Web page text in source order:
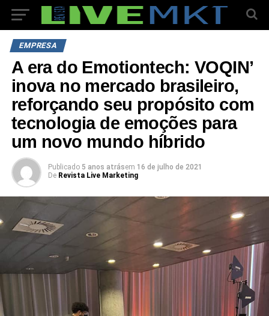
EMPRESA
A era do Emotiontech: VOQIN’
inova no mercado brasileiro,
reforçando seu propósito com
tecnologia de emoções para
um novo mundo híbrido
Publicado 5 anos atrásem 16 de julho de 2021
De Revista Live Marketing